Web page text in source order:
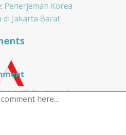
Penerjemah Korea
di Jakarta Barat